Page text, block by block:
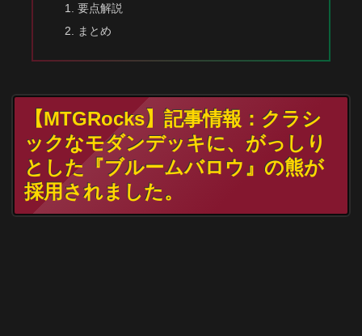
要点解説
まとめ
【MTGRocks】記事情報：クラシ
ックなモダンデッキに、がっしり
とした『ブルームバロウ』の熊が
採用されました。